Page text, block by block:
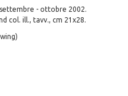
- ottobre 2002.
col. ill., tavv., cm 21x28.